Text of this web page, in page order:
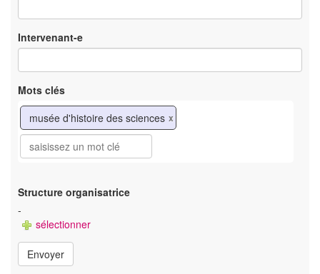
Intervenant-e
Mots clés
musée d'histoire des sciences x
Structure organisatrice
-
sélectionner
Envoyer